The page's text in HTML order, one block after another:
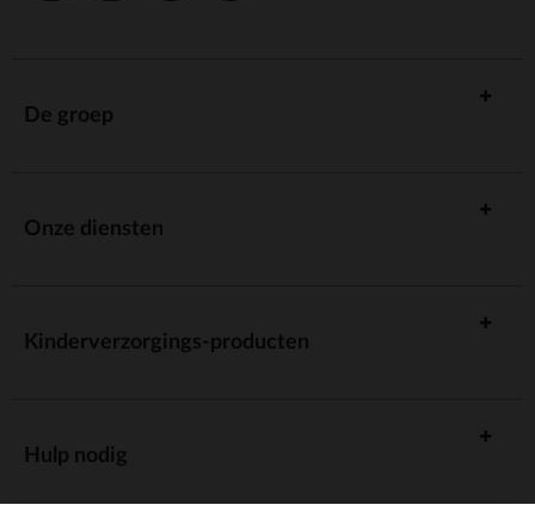
De groep
Onze diensten
Kinderverzorgings-producten
Hulp nodig